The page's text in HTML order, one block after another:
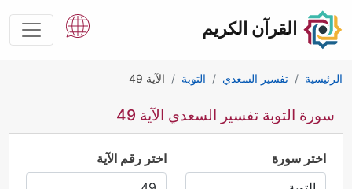
القرآن الكريم
الرئيسية تفسير السعدي التوبة الآية 49
سورة التوبة تفسير السعدي الآية 49
اختر سورة اختر رقم الآية